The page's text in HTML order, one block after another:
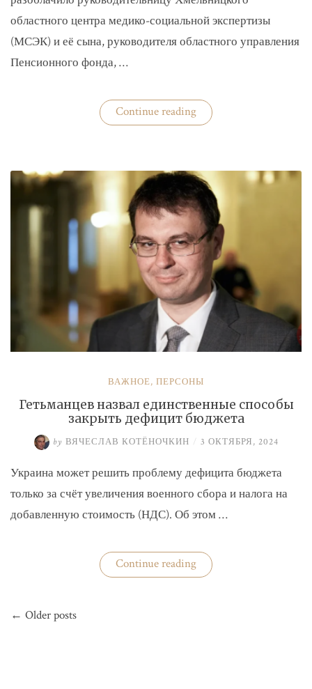
областного центра медико-социальной экспертизы
(МСЭК) и её сына, руководителя областного управления
Пенсионного фонда, …
Continue reading«В
Хмельницком
сын
зарабатывали
на
уклонистах»
ВАЖНОЕ, ПЕРСОНЫ
Гетьманцев назвал единственные способы
закрыть дефицит бюджета
by ВЯЧЕСЛАВ КОТЁНОЧКИН / 3 ОКТЯБРЯ, 2024
Украина может решить проблему дефицита бюджета
только за счёт увеличения военного сбора и налога на
добавленную стоимость (НДС). Об этом …
Continue reading«Гетьманцев
назвал
по
← Older posts